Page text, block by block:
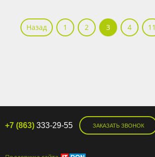
Назад 1 2 3 4 11
+7 (863) 333-29-55 ЗАКАЗАТЬ ЗВОНОК